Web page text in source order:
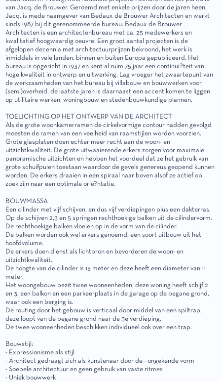
van Jacq. de Brouwer. Geroemd met enkele prijzen door de jaren heen.
Jacq. is mede naamgever van Bedaux de Brouwer Architecten en werkt
sinds 1987 bij dit gerenommeerde bureau. Bedaux de Brouwer
Architecten is een architectenbureau met ca. 25 medewerkers en
kwalitatief hoogwaardig oeuvre. Een groot aantal projecten is de
afgelopen decennia met architectuurprijzen bekroond, het werk is
inmiddels in vele landen, binnen en buiten Europa gepubliceerd. Het
bureau is opgericht in 1937 en kent al ruim 75 jaar een continui?teit van
hoge kwaliteit in ontwerp en uitwerking. Lag vroeger het zwaartepunt van
de werkzaamheden van het bureau bij villabouw en bouwwerken voor
(semi)overheid, de laatste jaren is daarnaast een accent komen te liggen
op utilitaire werken, woningbouw en stedenbouwkundige plannen.
TOELICHTING OP HET ONTWERP VAN DE ARCHITECT
Als de grote woonkamerramen de cirkelvormige contour hadden gevolgd
moesten de ramen van een veelheid van raamstijlen worden voorzien.
Grote glasplaten doen echter meer recht aan de woon- en
uitzichtkwaliteit. De grote uitwaaierende erkers zorgen voor maximale
panoramische uitzichten en hebben het voordeel dat ze het gebruik van
grote schuifpuien toestaan waardoor de gevels genereus geopend kunnen
worden. De erkers draaien in een spiraal naar boven alsof ze actief op
zoek zijn naar een optimale orie?ntatie.
BOUWMASSA
Een cilinder met vijf schijven, en dus vijf verdiepingen plus een dakterras.
Op de schijven 2,3 en 5 springen rechthoekige balken uit de cilindervorm.
De rechthoekige balken vloeien op in de vorm van de cilinder.
De balken worden ook wel erkers genoemd, een soort uitbouw uit het
hoofdvolume.
De erkers doen dienst als lichtbron en bevorderen de woon- en
uitzichtkwaliteit.
De hoogte van de cilinder is 15 meter en deze heeft een diameter van 11
meter.
Het woongebouw bezit twee wooneenheden, deze woning heeft schijf 2
en 3, een balkon en een parkeerplaats in de garage op de begane grond,
waar ook een berging is.
De routing door het gebouw is verticaal door middel van een spiltrap,
deze loopt van de begane grond naar de 3e verdieping.
De twee wooneenheden beschikken individueel ook over een trap.
Bouwstijl:
- Expressionisme als stijl
- Architect gedraagt zich als kunstenaar door de - ongekende vorm
- Soepele architectuur en geen gebruik van vaste ritmes
- Uniek bouwwerk